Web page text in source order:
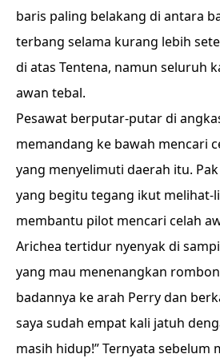
baris paling belakang di antara
terbang selama kurang lebih
di atas Tentena, namun seluruh
awan tebal.
Pesawat berputar-putar di
memandang ke bawah mencari
yang menyelimuti daerah itu.
yang begitu tegang ikut melihat-
membantu pilot mencari celah
Arichea tertidur nyenyak di
yang mau menenangkan
badannya ke arah Perry dan
saya sudah empat kali jatuh
masih hidup!” Ternyata sebelum